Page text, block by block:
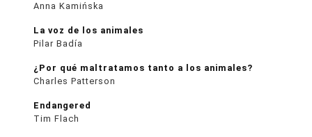
Anna Kamińska
La voz de los animales
Pilar Badía
¿Por qué maltratamos tanto a los animales?
Charles Patterson
Endangered
Tim Flach